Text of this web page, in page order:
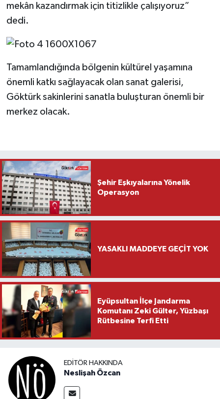
mekân kazandırmak için titizlikle çalışıyoruz”
dedi.
Tamamlandığında bölgenin kültürel yaşamına
önemli katkı sağlayacak olan sanat galerisi,
Göktürk sakinlerini sanatla buluşturan önemli bir
merkez olacak.
Şehir Eşkıyalarına Yönelik
Operasyon
YASAKLI MADDEYE GEÇİT YOK
Eyüpsultan İlçe Jandarma
Komutanı Zeki Gülter, Yüzbaşı
Rütbesine Terfi Etti
EDITÖR HAKKINDA
Neslişah Özcan